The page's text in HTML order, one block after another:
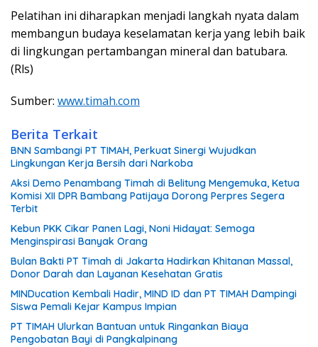
Pelatihan ini diharapkan menjadi langkah nyata dalam
membangun budaya keselamatan kerja yang lebih baik
di lingkungan pertambangan mineral dan batubara.
(Rls)
Sumber: www.timah.com
Berita Terkait
BNN Sambangi PT TIMAH, Perkuat Sinergi Wujudkan
Lingkungan Kerja Bersih dari Narkoba
Aksi Demo Penambang Timah di Belitung Mengemuka, Ketua
Komisi XII DPR Bambang Patijaya Dorong Perpres Segera
Terbit
Kebun PKK Cikar Panen Lagi, Noni Hidayat: Semoga
Menginspirasi Banyak Orang
Bulan Bakti PT Timah di Jakarta Hadirkan Khitanan Massal,
Donor Darah dan Layanan Kesehatan Gratis
MINDucation Kembali Hadir, MIND ID dan PT TIMAH Dampingi
Siswa Pemali Kejar Kampus Impian
PT TIMAH Ulurkan Bantuan untuk Ringankan Biaya
Pengobatan Bayi di Pangkalpinang